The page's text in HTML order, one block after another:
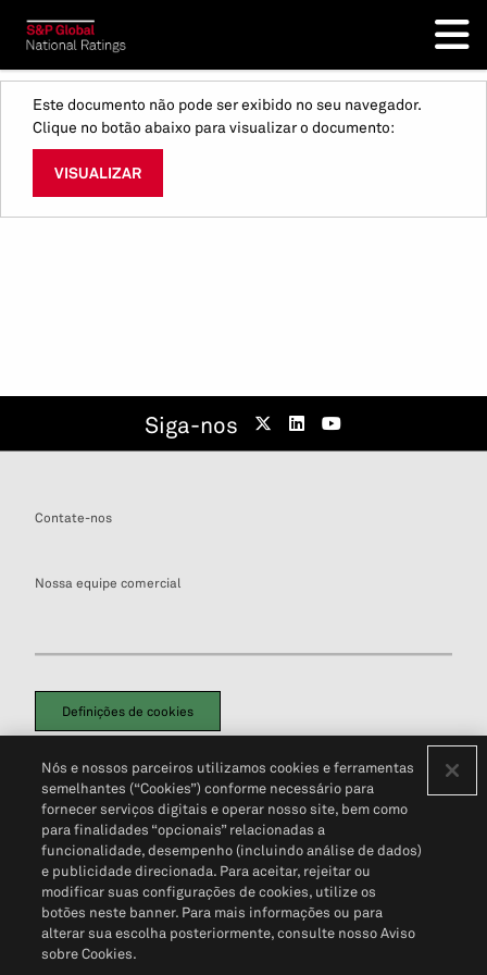
Este documento não pode ser exibido no seu navegador.
Clique no botão abaixo para visualizar o documento:
VISUALIZAR
Siga-nos
Contate-nos
Nossa equipe comercial
Definições de cookies
Política de PrivacidadePortal de privacidade do cliente (em inglês)
Não Venda Minhas Informações Pessoais© 2026 S&P Global
Nós e nossos parceiros utilizamos cookies e ferramentas
semelhantes (“Cookies”) conforme necessário para
fornecer serviços digitais e operar nosso site, bem como
para finalidades “opcionais” relacionadas a
funcionalidade, desempenho (incluindo análise de dados)
e publicidade direcionada. Para aceitar, rejeitar ou
modificar suas configurações de cookies, utilize os
botões neste banner. Para mais informações ou para
alterar sua escolha posteriormente, consulte nosso Aviso
sobre Cookies.